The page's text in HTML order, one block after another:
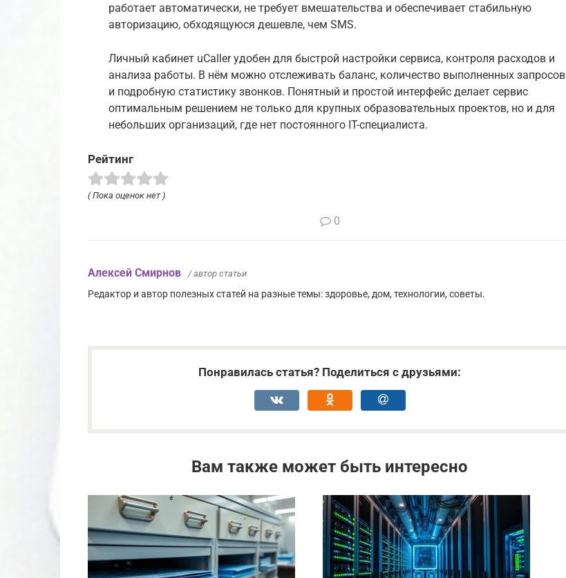
работает автоматически, не требует вмешательства и обеспечивает стабильную
авторизацию, обходящуюся дешевле, чем SMS.
Личный кабинет uCaller удобен для быстрой настройки сервиса, контроля расходов и
анализа работы. В нём можно отслеживать баланс, количество выполненных запросов
и подробную статистику звонков. Понятный и простой интерфейс делает сервис
оптимальным решением не только для крупных образовательных проектов, но и для
небольших организаций, где нет постоянного IT-специалиста.
Рейтинг
( Пока оценок нет )
0
Алексей Смирнов / автор статьи
Редактор и автор полезных статей на разные темы: здоровье, дом, технологии, советы.
Понравилась статья? Поделиться с друзьями:
Вам также может быть интересно